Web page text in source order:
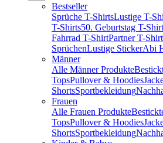
Bestseller
Sprüche T-ShirtsLustige T-
T-Shirts50. Geburtstag T-
Fahrrad T-ShirtPartner T-
SprüchenLustige StickerAbi
Männer
Alle Männer Produkte
TopsPullover & Hoodies
ShortsSportbekleidung
Frauen
Alle Frauen Produkte
TopsPullover & Hoodies
ShortsSportbekleidung